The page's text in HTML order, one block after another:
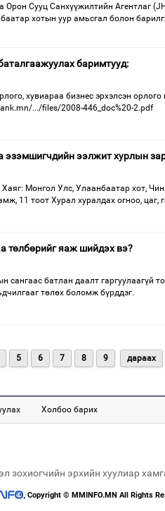
Орон Сууц Санхүүжилтийн Агентлаг
хотын уур амьсгал болон
баримтууд:
хувиараа бизнес эрхэлсэн
.../files/2008-446_doc%20-2.pdf
эзэмшигчдийн ээлжит хурлын
Монгол Улс, Улаанбаатар хот,
11 тоот Хурал хуралдах огноо, цаг,
төлбөрийг яаж шийдэх вэ?
сангаас батлан даалт гаргуулаагүй
төлөх боломж бүрддэг.
5 6 7 8 9 дараах
Холбоо барих
зохиогчийн эрхийн хуулиар
Copyright © MMINFO.MN All Rights